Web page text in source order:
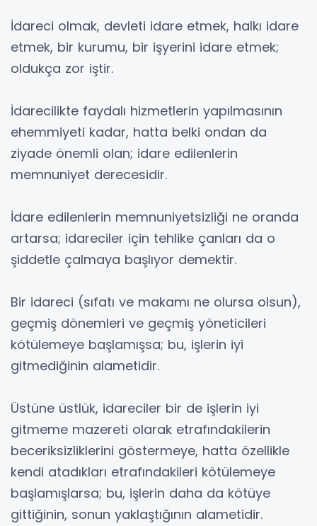
İdareci olmak, devleti idare etmek, halkı idare
etmek, bir kurumu, bir işyerini idare etmek;
oldukça zor iştir.
İdarecilikte faydalı hizmetlerin yapılmasının
ehemmiyeti kadar, hatta belki ondan da
ziyade önemli olan; idare edilenlerin
memnuniyet derecesidir.
İdare edilenlerin memnuniyetsizliği ne oranda
artarsa; idareciler için tehlike çanları da o
şiddetle çalmaya başlıyor demektir.
Bir idareci (sıfatı ve makamı ne olursa olsun),
geçmiş dönemleri ve geçmiş yöneticileri
kötülemeye başlamışsa; bu, işlerin iyi
gitmediğinin alametidir.
Üstüne üstlük, idareciler bir de işlerin iyi
gitmeme mazereti olarak etrafındakilerin
beceriksizliklerini göstermeye, hatta özellikle
kendi atadıkları etrafındakileri kötülemeye
başlamışlarsa; bu, işlerin daha da kötüye
gittiğinin, sonun yaklaştığının alametidir.